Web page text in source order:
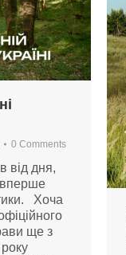
0 Comments
від дня,
вперше
Хоча
ще з